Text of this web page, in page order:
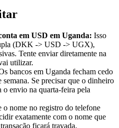
em USD em Uganda: Isso
(DKK -> USD -> UGX),
Tente enviar diretamente na
utilizar.
bancos em Uganda fecham cedo
semana. Se precisar que o dinheiro
o envio na quarta-feira pela
o nome no registro do telefone
exatamente com o nome que
ficará travada.